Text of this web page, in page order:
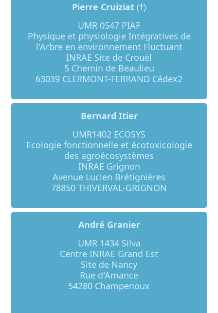
Pierre Cruiziat (†)
UMR 0547 PIAF
Physique et physiologie Intégratives de
l'Arbre en environnement Fluctuant
INRAE Site de Crouël
5 Chemin de Beaulieu
63039 CLERMONT-FERRAND Cédex2
Bernard Itier
UMR1402 ECOSYS
Ecologie fonctionnelle et écotoxicologie
des agroécosystèmes
INRAE Grignon
Avenue Lucien Brétignières
78850 THIVERVAL-GRIGNON
André Granier
UMR 1434 Silva
Centre INRAE Grand Est
Site de Nancy
Rue d'Amance
54280 Champenoux